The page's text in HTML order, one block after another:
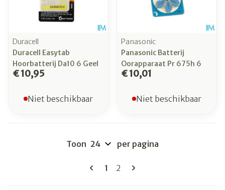
Duracell
Duracell Easytab
Hoorbatterij Da10 6 Geel
€ 10,95
Niet beschikbaar
Panasonic
Panasonic Batterij
Oorapparaat Pr 675h 6
€ 10,01
Niet beschikbaar
Pagina's
U lees momenteel pagina
1 Pagina
2
Toon per pagina